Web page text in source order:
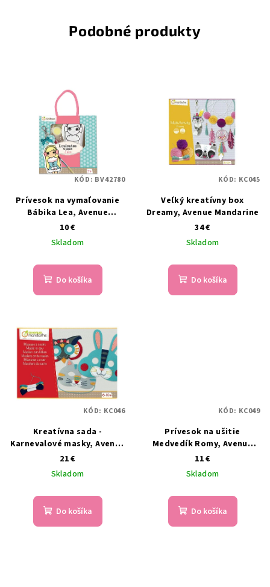
Podobné produkty
Prívesok na vymaľovanie
Bábika Lea, Avenue
Mandarine
10 €
Skladom
Do košíka
KÓD: BV42780
Veľký kreatívny box
Dreamy, Avenue Mandarine
34 €
Skladom
Do košíka
KÓD: KC045
Kreatívna sada -
Karnevalové masky, Avenue
Mandarine
21 €
Skladom
Do košíka
KÓD: KC046
Prívesok na ušitie
Medvedík Romy, Avenue
Mandarine
11 €
Skladom
Do košíka
KÓD: KC049